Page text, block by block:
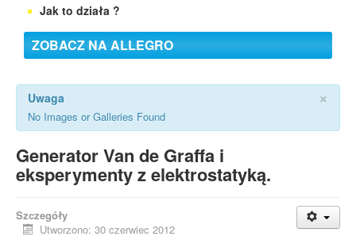
Jak to działa ?
ZOBACZ NA ALLEGRO
×
Uwaga
No Images or Galleries Found
Generator Van de Graffa i
eksperymenty z elektrostatyką.
Szczegóły
Utworzono: 30 czerwiec 2012